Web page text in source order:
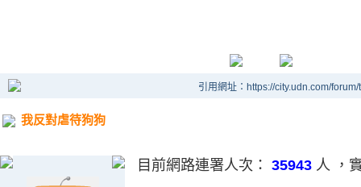
引用網址：https://city.udn.com/
我反對虐待狗狗
目前網路連署人次： 35943 人 ，